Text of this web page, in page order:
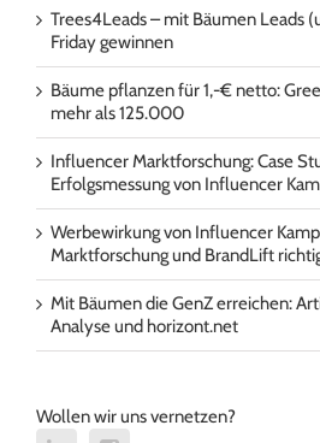
Trees4Leads – mit Bäumen Leads
Friday gewinnen
Bäume pflanzen für 1,-€ netto:
mehr als 125.000
Influencer Marktforschung: Case
Erfolgsmessung von Influencer
Werbewirkung von Influencer
Marktforschung und BrandLift
Mit Bäumen die GenZ erreichen:
Analyse und horizont.net
Wollen wir uns vernetzen?